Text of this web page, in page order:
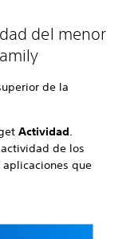
del menor
de la
Actividad.
de los
que